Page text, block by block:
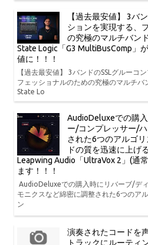
【過去最安値】 3バ
ションを実現する、
の究極のマルチバン
State Logic「G3 MultiBusComp」
値に！！！
【過去最安値】 3バンドのSSLグルーコ
フェッショナルのための究極のマルチバ
State Lo
AudioDeluxeでの購
ー/コンプレッサー/
された6つのアルゴ
ドの質を迅速に上げ
Leapwing Audio「UltraVox 2」(通
ます！！！
AudioDeluxeでの購入時にリバーブ/デ
モニクスなど綿密に調整された6つのア
ン
演奏されたコードを
トラックにルーティ